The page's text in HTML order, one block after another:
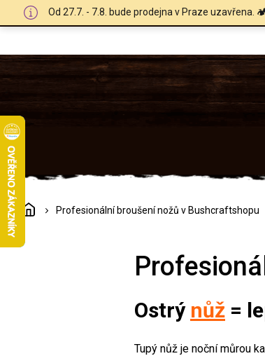
Od 27.7. - 7.8. bude prodejna v Praze uzavřena.
DomůProfesionální broušení nožů v Bushcraftshopu
Ostrý nůž =
Tupý nůž je noční můrou